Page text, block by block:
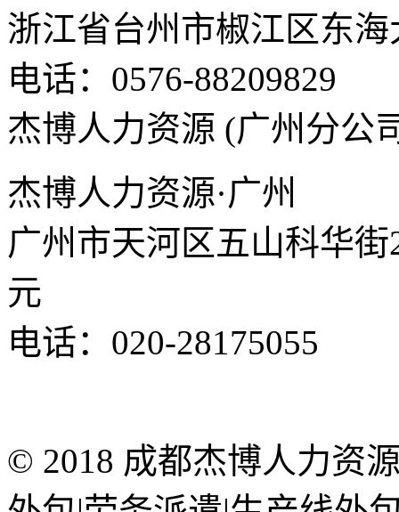
浙江省台州市椒江区东
电话：0576-88209829
杰博人力资源 (广州分公
杰博人力资源·广州
广州市天河区五山科华
元
电话：020-28175055
© 2018 成都杰博人力资